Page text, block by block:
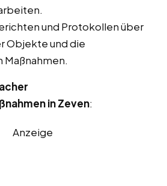
und Protokollen über
Objekte und die
in Zeven:
Anzeige